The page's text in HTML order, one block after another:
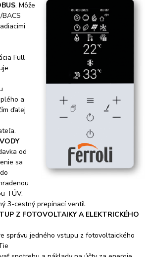
. Môže
Full
a
ďalej
od
sa
TÚV.
3-cestný prepínací ventil.
Z FOTOVOLTAIKY A ELEKTRICKÉHO
správu jedného vstupu z fotovoltaického